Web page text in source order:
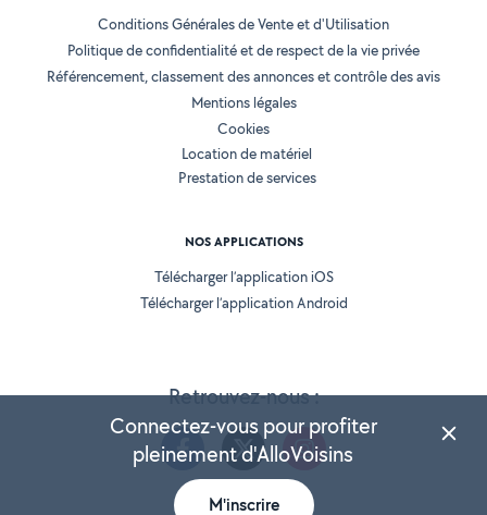
Retrouvez-nous :
Conditions Générales de Vente et d'Utilisation
Politique de confidentialité et de respect de la vie privée
Référencement, classement des annonces et contrôle des avis
Mentions légales
Cookies
Location de matériel
Prestation de services
NOS APPLICATIONS
Télécharger l’application iOS
Télécharger l’application Android
Connectez-vous pour profiter
pleinement d'AlloVoisins
M'inscrire